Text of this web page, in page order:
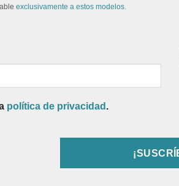
exclusivamente a estos modelos.
política de privacidad .